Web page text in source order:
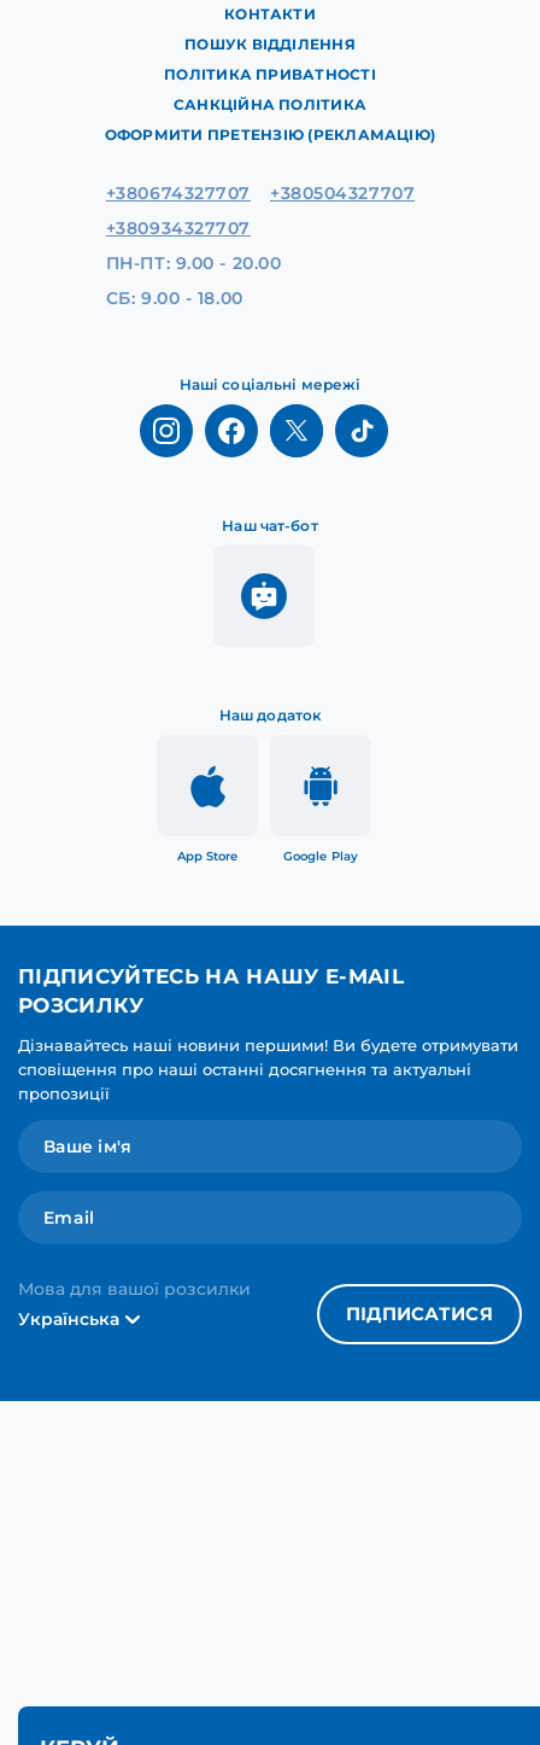
КОНТАКТИ
ПОШУК ВІДДІЛЕННЯ
ПОЛІТИКА ПРИВАТНОСТІ
САНКЦІЙНА ПОЛІТИКА
ОФОРМИТИ ПРЕТЕНЗІЮ (РЕКЛАМАЦІЮ)
Наш додаток
App Store Google Play
Наш чат-бот
Наші соціальні мережі
+380674327707
+380504327707
+380934327707
ПН-ПТ: 9.00 - 20.00
СБ: 9.00 - 18.00
ПІДПИСУЙТЕСЬ НА НАШУ E-MAIL
РОЗСИЛКУ
Дізнавайтесь наші новини першими! Ви будете отримувати
сповіщення про наші останні досягнення та актуальні
пропозиції
Мова для вашої розсилки
Українська
ПІДПИСАТИСЯ